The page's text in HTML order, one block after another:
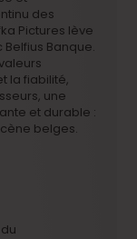
des
Pictures lève
Banque.
la fiabilité,
une
et durable :
belges.